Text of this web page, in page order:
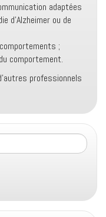
adaptées
d’Alzheimer ou de
;
comportement.
professionnels